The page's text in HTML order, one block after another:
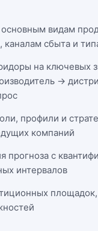
основным видам
каналам сбыта и
на ключевых
→
профили и
компаний
прогноза с
интервалов